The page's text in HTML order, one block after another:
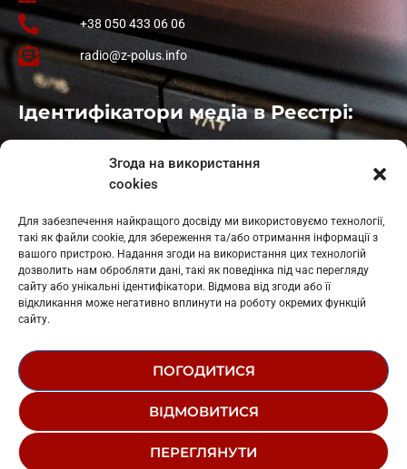
Згода на використання
cookies
Для забезпечення найкращого досвіду ми використовуємо технології,
такі як файли cookie, для збереження та/або отримання інформації з
вашого пристрою. Надання згоди на використання цих технологій
дозволить нам обробляти дані, такі як поведінка під час перегляду
сайту або унікальні ідентифікатори. Відмова від згоди або її
відкликання може негативно вплинути на роботу окремих функцій
сайту.
ПОГОДИТИСЯ
ВІДМОВИТИСЯ
ПЕРЕГЛЯНУТИ
+38 050 433 06 06
radio@z-polus.info
Ідентифікатори медіа в Реєстрі:
: L11-01410
: L11-01801
Косів: L11-01805
Гарасимів: L11-02274
© 1995-2026 РК «ЗАХІДНИЙ ПОЛЮС»
РЕДАКЦІЙНИЙ СТАТУТ
СТРУКТУРА ВЛАСНОСТІ